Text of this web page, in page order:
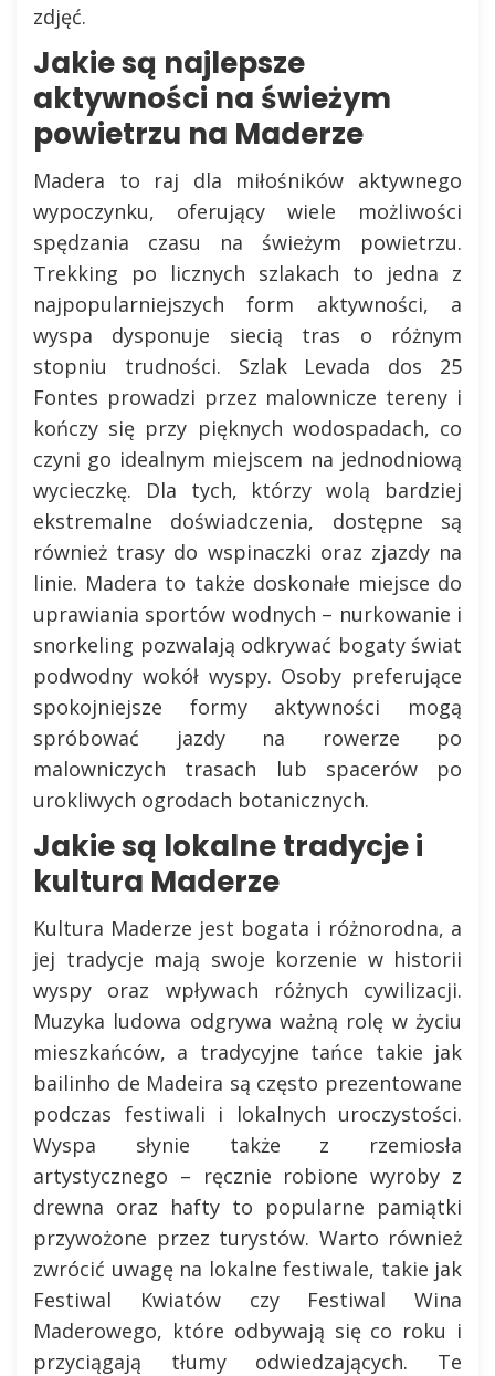
zdjęć.
Jakie są najlepsze
aktywności na świeżym
powietrzu na Maderze
Madera to raj dla miłośników aktywnego
wypoczynku, oferujący wiele możliwości
spędzania czasu na świeżym powietrzu.
Trekking po licznych szlakach to jedna z
najpopularniejszych form aktywności, a
wyspa dysponuje siecią tras o różnym
stopniu trudności. Szlak Levada dos 25
Fontes prowadzi przez malownicze tereny i
kończy się przy pięknych wodospadach, co
czyni go idealnym miejscem na jednodniową
wycieczkę. Dla tych, którzy wolą bardziej
ekstremalne doświadczenia, dostępne są
również trasy do wspinaczki oraz zjazdy na
linie. Madera to także doskonałe miejsce do
uprawiania sportów wodnych – nurkowanie i
snorkeling pozwalają odkrywać bogaty świat
podwodny wokół wyspy. Osoby preferujące
spokojniejsze formy aktywności mogą
spróbować jazdy na rowerze po
malowniczych trasach lub spacerów po
urokliwych ogrodach botanicznych.
Jakie są lokalne tradycje i
kultura Maderze
Kultura Maderze jest bogata i różnorodna, a
jej tradycje mają swoje korzenie w historii
wyspy oraz wpływach różnych cywilizacji.
Muzyka ludowa odgrywa ważną rolę w życiu
mieszkańców, a tradycyjne tańce takie jak
bailinho de Madeira są często prezentowane
podczas festiwali i lokalnych uroczystości.
Wyspa słynie także z rzemiosła
artystycznego – ręcznie robione wyroby z
drewna oraz hafty to popularne pamiątki
przywożone przez turystów. Warto również
zwrócić uwagę na lokalne festiwale, takie jak
Festiwal Kwiatów czy Festiwal Wina
Maderowego, które odbywają się co roku i
przyciągają tłumy odwiedzających. Te